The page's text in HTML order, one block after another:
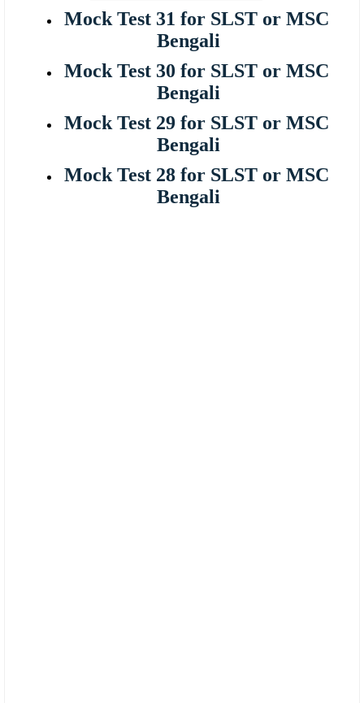
Mock Test 31 for SLST or MSC
Bengali
Mock Test 30 for SLST or MSC
Bengali
Mock Test 29 for SLST or MSC
Bengali
Mock Test 28 for SLST or MSC
Bengali